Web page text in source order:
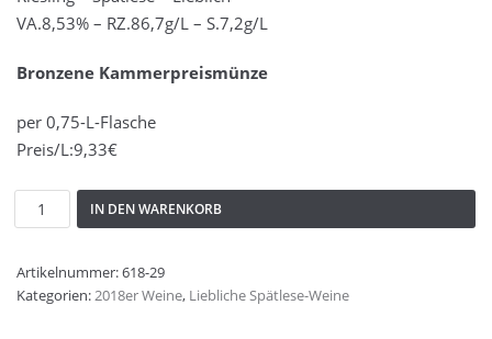
2022er Weine (7)
2020er Weine
2018er Weine (7)
2017er Weine
2016er Weine (7)
2015er Weine (8)
2013er Weine (2)
VA.8,53% – RZ.86,7g/L – S.7,2g/L
Bronzene Kammerpreismünze
per 0,75-L-Flasche
Preis/L:9,33€
IN DEN WARENKORB
Artikelnummer:618-29
Kategorien:2018er Weine, Liebliche Spätlese-Weine